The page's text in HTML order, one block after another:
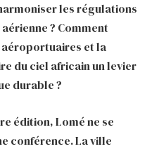
les régulations
? Comment
et la
du ciel africain un levier
durable ?
édition, Lomé ne se
conférence. La ville